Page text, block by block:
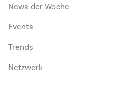
News der Woche
Events
Trends
Netzwerk